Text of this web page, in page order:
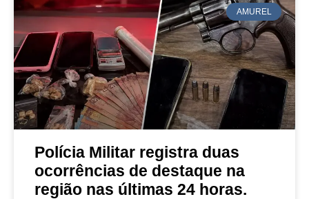
AMUREL
Polícia Militar registra duas
ocorrências de destaque na
região nas últimas 24 horas.